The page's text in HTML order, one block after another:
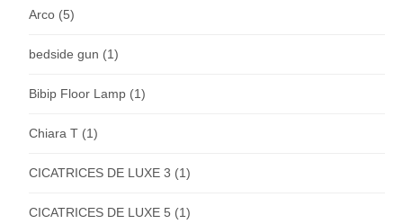
Arco (5)
bedside gun (1)
Bibip Floor Lamp (1)
Chiara T (1)
CICATRICES DE LUXE 3 (1)
CICATRICES DE LUXE 5 (1)